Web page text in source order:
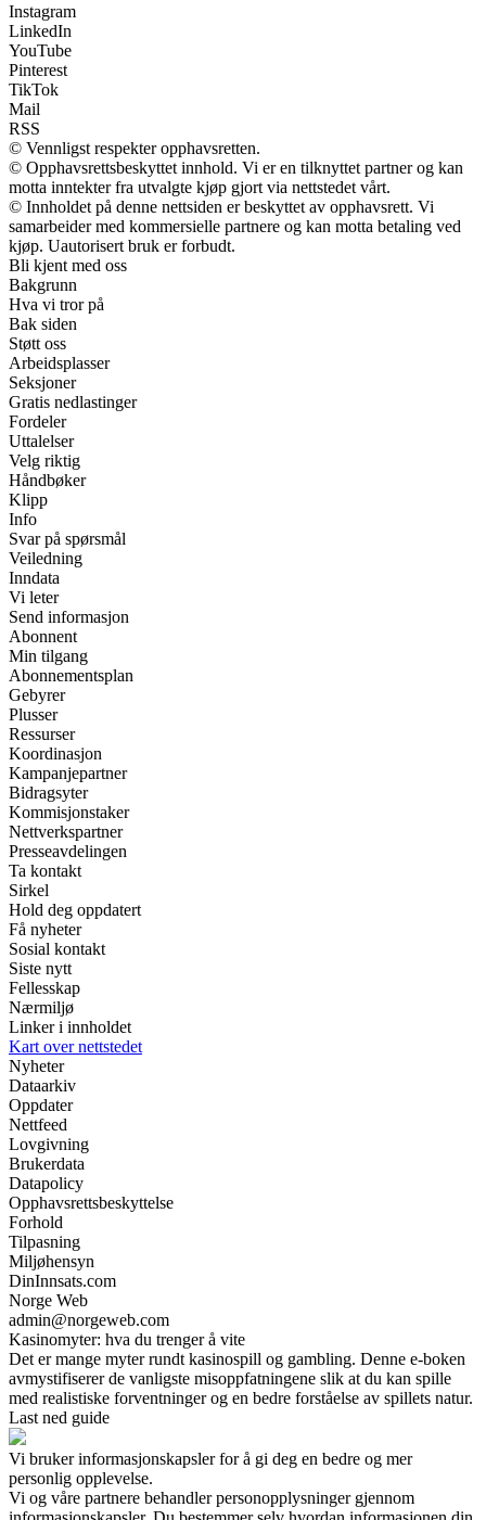
Instagram
LinkedIn
YouTube
Pinterest
TikTok
Mail
RSS
© Vennligst respekter opphavsretten.
© Opphavsrettsbeskyttet innhold. Vi er en tilknyttet partner og kan
motta inntekter fra utvalgte kjøp gjort via nettstedet vårt.
© Innholdet på denne nettsiden er beskyttet av opphavsrett. Vi
samarbeider med kommersielle partnere og kan motta betaling ved
kjøp. Uautorisert bruk er forbudt.
Bli kjent med oss
Bakgrunn
Hva vi tror på
Bak siden
Støtt oss
Arbeidsplasser
Seksjoner
Gratis nedlastinger
Fordeler
Uttalelser
Velg riktig
Håndbøker
Klipp
Info
Svar på spørsmål
Veiledning
Inndata
Vi leter
Send informasjon
Abonnent
Min tilgang
Abonnementsplan
Gebyrer
Plusser
Ressurser
Koordinasjon
Kampanjepartner
Bidragsyter
Kommisjonstaker
Nettverkspartner
Presseavdelingen
Ta kontakt
Sirkel
Hold deg oppdatert
Få nyheter
Sosial kontakt
Siste nytt
Fellesskap
Nærmiljø
Linker i innholdet
Kart over nettstedet
Nyheter
Dataarkiv
Oppdater
Nettfeed
Lovgivning
Brukerdata
Datapolicy
Opphavsrettsbeskyttelse
Forhold
Tilpasning
Miljøhensyn
DinInnsats.com
Norge Web
admin@norgeweb.com
Kasinomyter: hva du trenger å vite
Det er mange myter rundt kasinospill og gambling. Denne e-boken
avmystifiserer de vanligste misoppfatningene slik at du kan spille
med realistiske forventninger og en bedre forståelse av spillets natur.
Last ned guide
Vi bruker informasjonskapsler for å gi deg en bedre og mer
personlig opplevelse.
Vi og våre partnere behandler personopplysninger gjennom